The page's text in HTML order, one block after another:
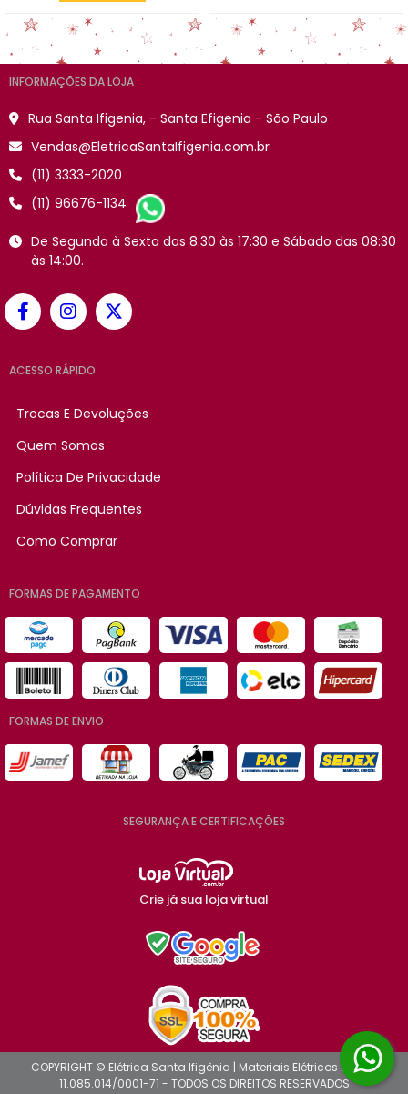
INFORMAÇÕES DA LOJA
Rua Santa Ifigenia, - Santa Efigenia - São Paulo
Vendas@EletricaSantaIfigenia.com.br
(11) 3333-2020
(11) 96676-1134
De Segunda à Sexta das 8:30 às 17:30 e Sábado das 08:30
às 14:00.
ACESSO RÁPIDO
Trocas E Devoluções
Quem Somos
Política De Privacidade
Dúvidas Frequentes
Como Comprar
FORMAS DE PAGAMENTO
FORMAS DE ENVIO
SEGURANÇA E CERTIFICAÇÕES
Crie já sua loja virtual
COPYRIGHT © Elétrica Santa Ifigênia | Materiais Elétricos 2026 -
11.085.014/0001-71 - TODOS OS DIREITOS RESERVADOS